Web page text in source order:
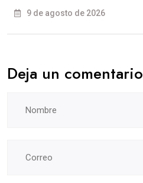
9 de agosto de 2026
Deja un comentario